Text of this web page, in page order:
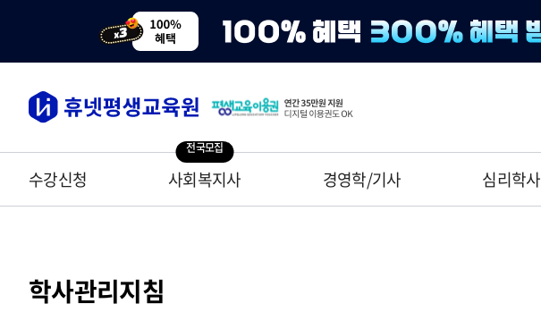
수강신청
전국모집
사회복지사 경영학/기사 심리학사
학사관리지침